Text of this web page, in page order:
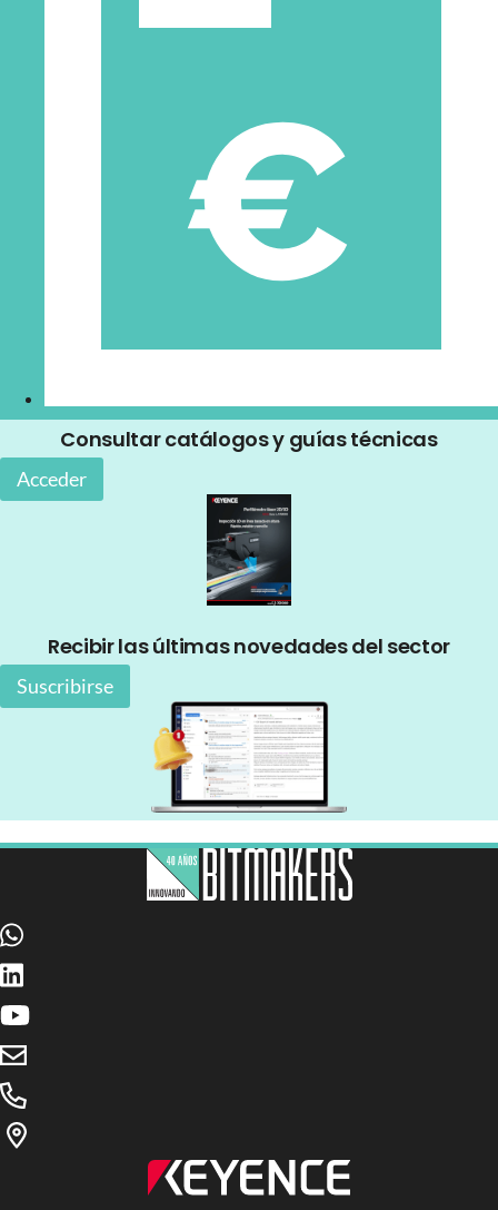
Consultar catálogos y guías técnicas
Acceder
Recibir las últimas novedades del sector
Suscribirse